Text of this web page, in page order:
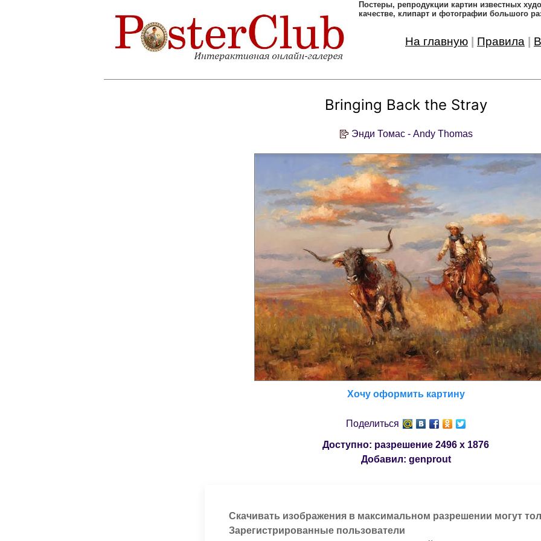
Постеры, pепродукции картин известных
качестве, клипарт и фотографии большого
На главную Правила
Bringing Back the Stray
Энди Томас - Andy Thomas
Хочу оформить картину
Поделиться
Доступно: разрешение 2496 x 1876
Добавил: genprout
Скачивать изображения в максимальном разрешении могут
Зарегистрированные пользователи